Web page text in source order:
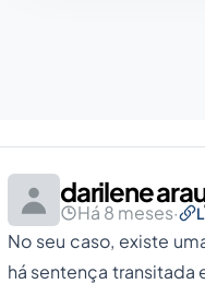
darilene
Há 8 meses·
No seu caso, existe
há sentença transitada